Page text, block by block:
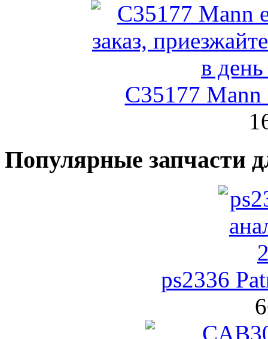
C35177
Популярные запчасти
ps2336